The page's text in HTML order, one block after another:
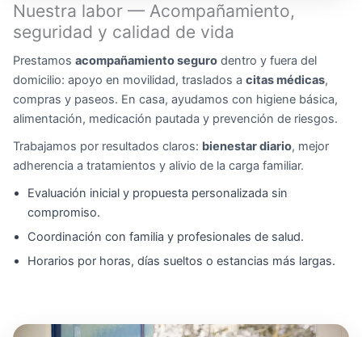
Nuestra labor — Acompañamiento,
seguridad y calidad de vida
Prestamos acompañamiento seguro dentro y fuera del
domicilio: apoyo en movilidad, traslados a citas médicas,
compras y paseos. En casa, ayudamos con higiene básica,
alimentación, medicación pautada y prevención de riesgos.
Trabajamos por resultados claros: bienestar diario, mejor
adherencia a tratamientos y alivio de la carga familiar.
Evaluación inicial y propuesta personalizada sin
compromiso.
Coordinación con familia y profesionales de salud.
Horarios por horas, días sueltos o estancias más largas.